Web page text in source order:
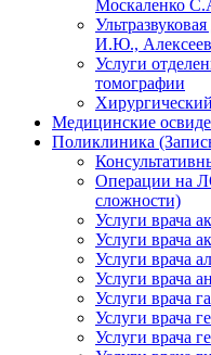
Москаленко
И.Ю.,
Услуги
томографии
Медицинские
Поликлиника
Операции на
сложности)
Услуги врача
Услуги врача
Услуги врача
Услуги врача
Услуги врача
Услуги врача
Услуги врача